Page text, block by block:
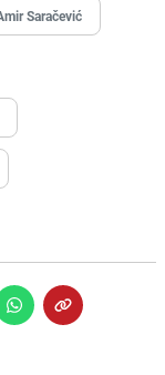
Saračević